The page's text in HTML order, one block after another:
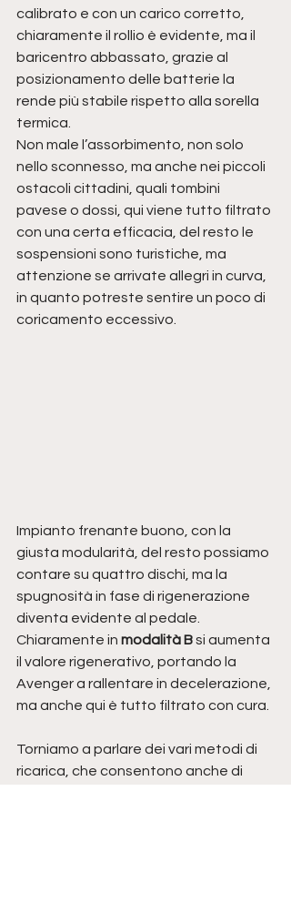
calibrato e con un carico corretto,
chiaramente il rollio è evidente, ma il
baricentro abbassato, grazie al
posizionamento delle batterie la
rende più stabile rispetto alla sorella
termica.
Non male l’assorbimento, non solo
nello sconnesso, ma anche nei piccoli
ostacoli cittadini, quali tombini
pavese o dossi, qui viene tutto filtrato
con una certa efficacia, del resto le
sospensioni sono turistiche, ma
attenzione se arrivate allegri in curva,
in quanto potreste sentire un poco di
coricamento eccessivo.
Impianto frenante buono, con la
giusta modularità, del resto possiamo
contare su quattro dischi, ma la
spugnosità in fase di rigenerazione
diventa evidente al pedale.
Chiaramente in modalità B si aumenta
il valore rigenerativo, portando la
Avenger a rallentare in decelerazione,
ma anche qui è tutto filtrato con cura.
Torniamo a parlare dei vari metodi di
ricarica, che consentono anche di